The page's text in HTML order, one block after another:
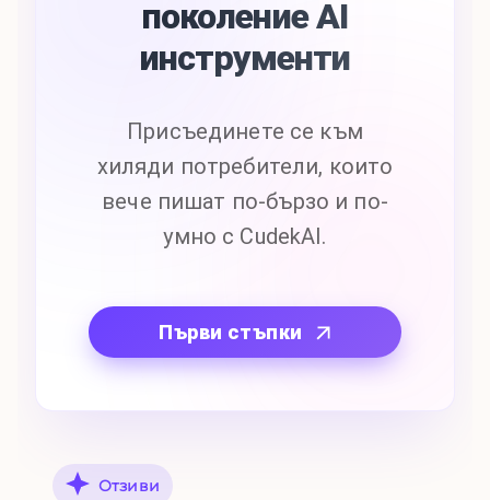
поколение AI
инструменти
Присъединете се към
хиляди потребители, които
вече пишат по-бързо и по-
умно с CudekAI.
Първи стъпки
Отзиви